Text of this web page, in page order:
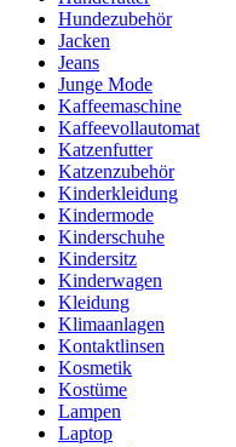
Hundezubehör
Jacken
Jeans
Junge Mode
Kaffeemaschine
Kaffeevollautomat
Katzenfutter
Katzenzubehör
Kinderkleidung
Kindermode
Kinderschuhe
Kindersitz
Kinderwagen
Kleidung
Klimaanlagen
Kontaktlinsen
Kosmetik
Kostüme
Lampen
Laptop